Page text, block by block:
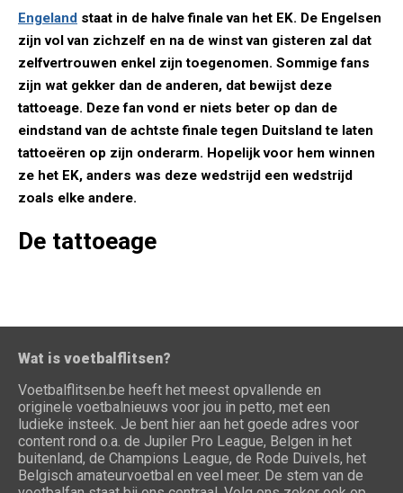
Engeland staat in de halve finale van het EK. De Engelsen
zijn vol van zichzelf en na de winst van gisteren zal dat
zelfvertrouwen enkel zijn toegenomen. Sommige fans
zijn wat gekker dan de anderen, dat bewijst deze
tattoeage. Deze fan vond er niets beter op dan de
eindstand van de achtste finale tegen Duitsland te laten
tattoeëren op zijn onderarm. Hopelijk voor hem winnen
ze het EK, anders was deze wedstrijd een wedstrijd
zoals elke andere.
De tattoeage
Wat is voetbalflitsen?
Voetbalflitsen.be heeft het meest opvallende en
originele voetbalnieuws voor jou in petto, met een
ludieke insteek. Je bent hier aan het goede adres voor
content rond o.a. de Jupiler Pro League, Belgen in het
buitenland, de Champions League, de Rode Duivels, het
Belgisch amateurvoetbal en veel meer. De stem van de